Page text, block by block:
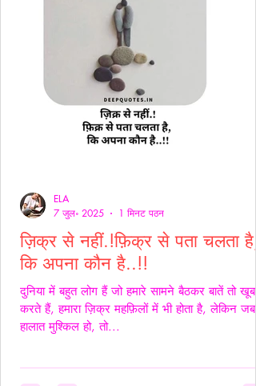
ज़िक्र से नहीं.!फ़िक्र से पता चलता है,
कि अपना कौन है..!!
दुनिया में बहुत लोग हैं जो हमारे सामने बैठकर बातें तो खूब
करते हैं, हमारा ज़िक्र महफ़िलों में भी होता है, लेकिन जब
हालात मुश्किल हो, तो...
ELA
7 जुल॰ 2025
1 मिनट पठन